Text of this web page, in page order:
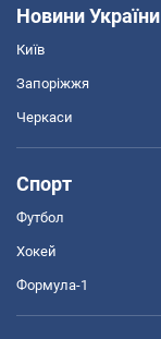
Новини України
Київ
Запоріжжя
Черкаси
Спорт
Футбол
Хокей
Формула-1